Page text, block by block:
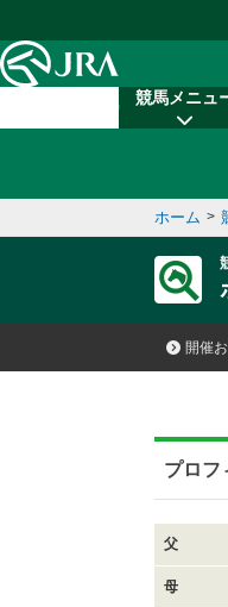
競馬メニュ
ホーム >
開催
プロフ
父
母